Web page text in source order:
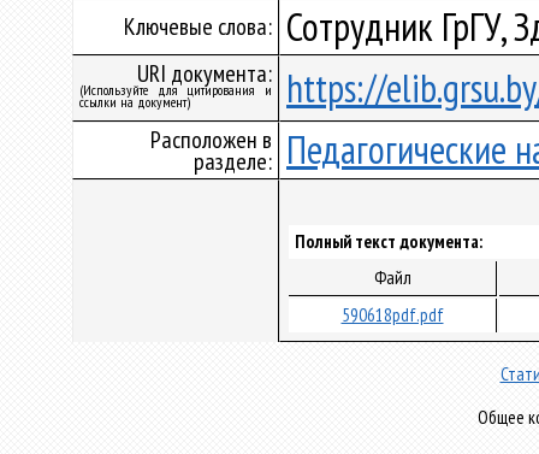
Ключевые слова: Сотрудник ГрГУ,
URI документа:
(Используйте для цитирования и
ссылки на документ) https://
Расположен в
разделе: Педагогические
Полный текст документа:
Файл
590618pdf.pdf
Общее